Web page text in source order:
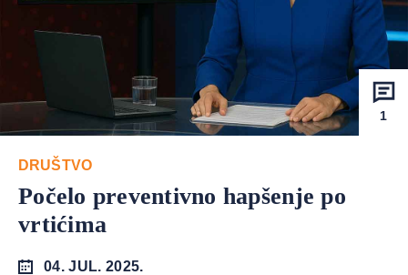
1
DRUŠTVO
Počelo preventivno hapšenje po
vrtićima
04. JUL. 2025.